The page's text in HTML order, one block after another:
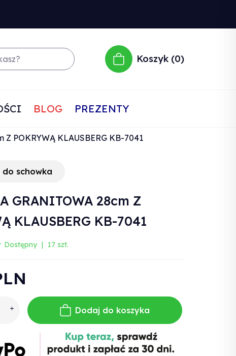
Koszyk 0
BLOG PREZENTY
Z POKRYWĄ KLAUSBERG KB-7041
do schowka
GRANITOWA 28cm Z
KLAUSBERG KB-7041
Dostępny 17 szt.
Dodaj do koszyka